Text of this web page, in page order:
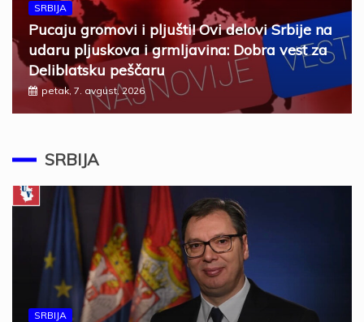
SRBIJA
Pucaju gromovi i pljušti! Ovi delovi Srbije na
udaru pljuskova i grmljavina: Dobra vest za
Deliblatsku peščaru
petak, 7. avgust, 2026
SRBIJA
SRBIJA